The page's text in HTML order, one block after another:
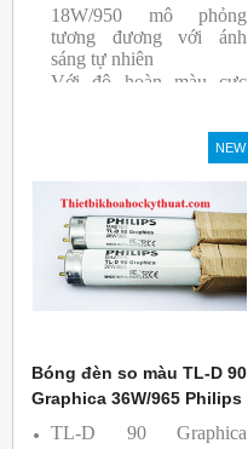
18W/950 mô phỏng
tương đương với ánh
sáng tự nhiên
Với độ hoàn màu cực
Sản phẩm được sản xuất
bởi hãng Philips, xuất xứ
Ba lan
NEW
Bóng đèn so màu TL-D 90
Graphica 36W/965 Philips
TL-D 90 Graphica